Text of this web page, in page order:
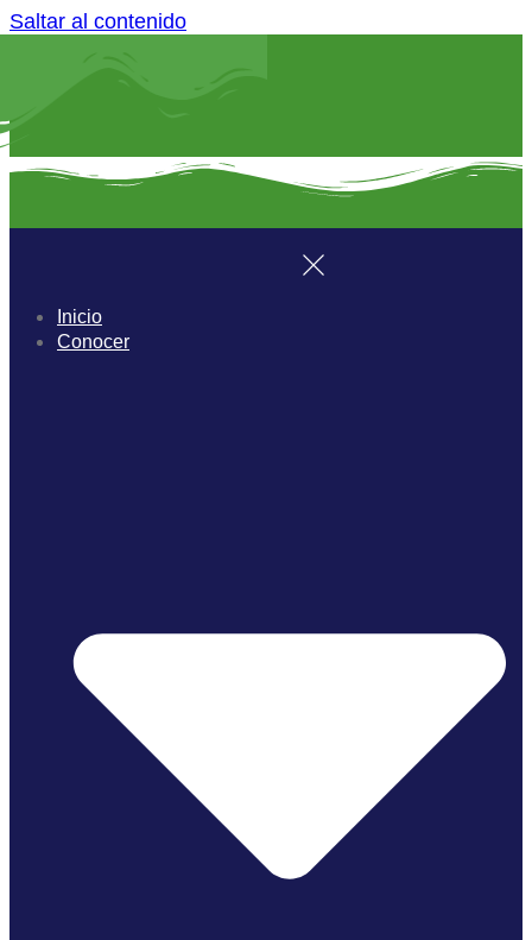
Saltar al contenido
Inicio
Conocer